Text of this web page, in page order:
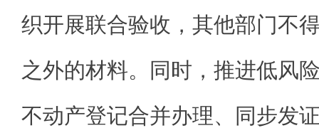
织开展联合验收，其他部门不
之外的材料。同时，推进低风
不动产登记合并办理、同步发